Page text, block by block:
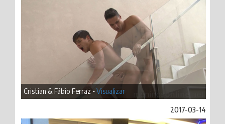
Cristian & Fábio Ferraz -Visualizar
2017-03-14